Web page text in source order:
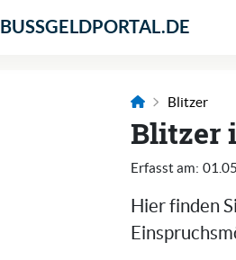
BUSSGELDPORTAL.DE
Blitzer
Blitzer
Erfasst am:
Hier finden